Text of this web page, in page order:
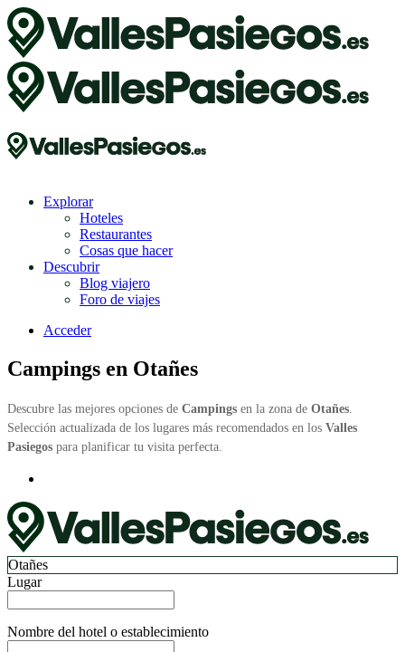
Explorar
Hoteles
Restaurantes
Cosas que hacer
Descubrir
Blog viajero
Foro de viajes
Acceder
Campings en Otañes
Descubre las mejores opciones de Campings en la zona de Otañes
Selección actualizada de los lugares más recomendados en los Valles
Pasiegos para planificar tu visita perfecta.
Otañes
Lugar
Nombre del hotel o establecimiento